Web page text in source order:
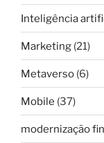
Inteligência
Marketing (21)
Metaverso (6)
Mobile (37)
modernização